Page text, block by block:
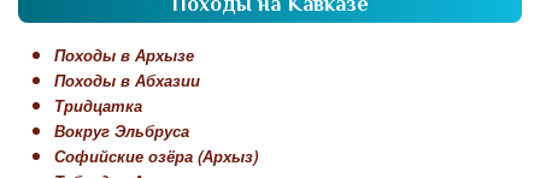
Походы в Архызе
Походы в Абхазии
Тридцатка
Вокруг Эльбруса
Софийские озёра (Архыз)